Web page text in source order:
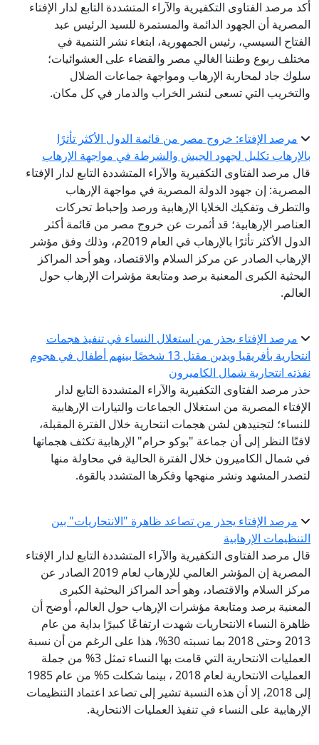
أكد مرصد الفتاوى التكفيرية والآراء المتشددة التابع لدار الإفتاء
المصرية أن الجهود الدائمة والمستمرة للسيد الرئيس عبد
الفتاح السيسي، رئيس الجمهورية، ابتغاء نشر التنمية في
مختلف ربوع وطننا الغالي مصر والقضاء على العشوائيات؛
سلوك جاد لمحاربة الإرهاب ومواجهة جماعات الضلال
والتخريب التي تسعى لنشر الخراب والدمار في كل مكان.
مرصد الإفتاء: خروج مصر من قائمة الدول الأكثر تأثرًا
بالإرهاب تكليل لجهود الجيش والشرطة في مواجهة الإرهاب
قال مرصد الفتاوى التكفيرية والآراء المتشددة التابع لدار الإفتاء
المصرية: إن جهود الدولة المصرية في مواجهة الإرهاب
والتطرف وتفكيك الخلايا الإرهابية ورصد وإحباط تحركات
العناصر الإرهابية؛ قد أثمرت عن خروج مصر من قائمة أكثر
الدول الأكثر تأثرًا بالإرهاب في العام 2019م، وذلك وفق مؤشر
الإرهاب الصادر عن مركز السلام والاقتصاد، وهو أحد المراكز
البحثية الكبرى المعنية برصد ومتابعة مؤشرات الإرهاب حول
العالم.
مرصد الإفتاء يحذر من استغلال النساء في تنفيذ هجمات
انتحارية بأفريقيا ويدين مقتل 13 شخصًا بينهم أطفال في هجوم
نفذته انتحارية شمال الكاميرون
حذر مرصد الفتاوى التكفيرية والآراء المتشددة التابع لدار
الإفتاء المصرية من استغلال الجماعات والتيارات الإرهابية
للنساء؛ لتجنيدهن لشن هجمات انتحارية خلال الفترة المقبلة،
لافتًا النظر إلى أن جماعة "بوكو حرام" الإرهابية تكثف هجماتها
في شمال الكاميرون خلال الفترة الحالية في محاولة منها
لتصدر المشهد ونشر منهجها وفكرها المتشدد بالقوة.
مرصد الإفتاء يحذر من تصاعد ظاهرة "الانتحاريات" بين
التنظيمات الإرهابية
قال مرصد الفتاوى التكفيرية والآراء المتشددة التابع لدار الإفتاء
المصرية إن المؤشر العالمي للإرهاب لعام 2019 الصادر عن
مركز السلام والاقتصاد، وهو أحد المراكز البحثية الكبرى
المعنية برصد ومتابعة مؤشرات الإرهاب حول العالم، أوضح أن
ظاهرة النساء الانتحاريات شهدت ارتفاعًا كبيرًا بداية من عام
2013 وحتى 2018 بما نسبته 30%، هذا على الرغم من أن نسبة
العمليات الانتحارية التي قامت بها النساء تمثل 3% من جملة
العمليات الانتحارية لعام 2018 ، بينما شكلت 5% من عام 1985
إلى 2018، إلا أن هذه النسبة تشير إلى تصاعد اعتماد التنظيمات
الإرهابية على النساء في تنفيذ العمليات الانتحارية.